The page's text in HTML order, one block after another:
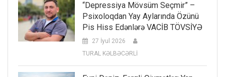
“Depressiya Mövsüm Seçmir” –
Psixoloqdan Yay Aylarında Özünü
Pis Hiss Edənlərə VACİB TÖVSİYƏ
27 İyul 2026
TURAL KƏLBƏCƏRLİ